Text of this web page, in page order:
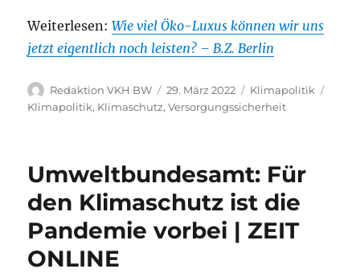
Weiterlesen:Wie viel Öko-Luxus können wir uns
jetzt eigentlich noch leisten? – B.Z. Berlin
Autor
Redaktion VKH BW
Veröffentlicht
am
29. März 2022 Kategorien
Klimapolitik
Klimapolitik, Klimaschutz,Versorgungssicherheit
Umweltbundesamt: Für
den Klimaschutz ist die
Pandemie vorbei | ZEIT
ONLINE